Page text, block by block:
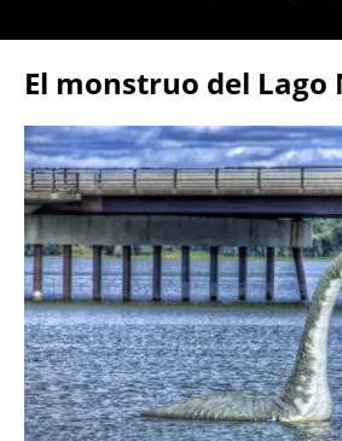
El monstruo del Lago